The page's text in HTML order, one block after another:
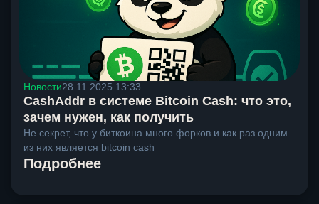
Новости28.11.2025 13:33
CashAddr в системе Bitcoin Cash: что это,
зачем нужен, как получить
Не секрет, что у биткоина много форков и как раз одним
из них является bitcoin cash
Подробнее